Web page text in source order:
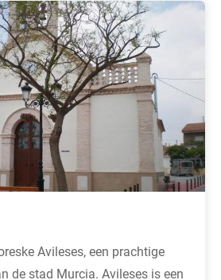
Avileses, een prachtige
de stad Murcia. Avileses is een